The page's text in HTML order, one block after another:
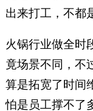
出来打工，不都
火锅行业做全时
竟场景不同，不
算是拓宽了时间
怕是员工撑不了